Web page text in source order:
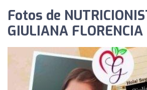
Fotos de
GIULIANA